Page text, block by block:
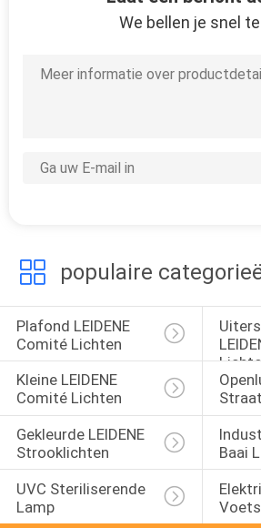
We bellen je snel
populaire
Plafond LEIDENE
Comité Lichten
Kleine LEIDENE
Comité Lichten
Gekleurde LEIDENE
Strooklichten
Baai
UVC Steriliserende
Lamp